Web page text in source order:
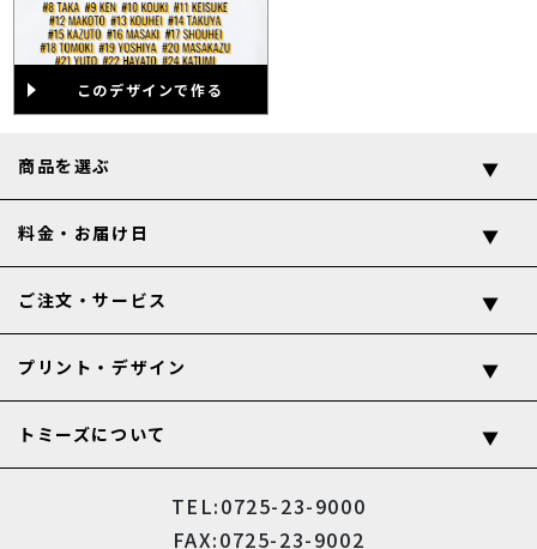
このデザインで作る
商品を選ぶ
料金・お届け日
ご注文・サービス
プリント・デザイン
トミーズについて
TEL:0725-23-9000
FAX:0725-23-9002